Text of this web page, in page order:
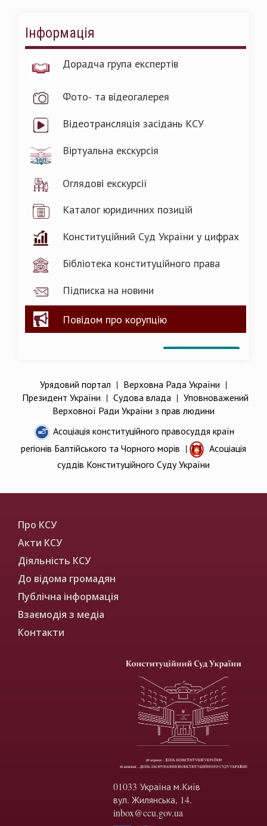
Інформація
Дорадча група експертів
Фото- та відеогалерея
Відеотрансляція засідань КСУ
Віртуальна екскурсія
Оглядові екскурсії
Каталог юридичних позицій
Конституційний Суд України у цифрах
Бібліотека конституційного права
Підписка на новини
Повідом про корупцію
Урядовий портал | Верховна Рада України |
Президент України | Судова влада| Уповноважений
Верховної Ради України з прав людини
Асоціація конституційного правосуддя країн
регіонів Балтійського та Чорного морів |
Асоціація
суддів Конституційного Суду України
Про КСУ
Акти КСУ
Діяльність КСУ
До відома громадян
Публічна інформація
Взаємодія з медіа
Контакти
01033 Україна м.Київ
вул. Жилянська, 14.
inbox@ccu.gov.ua